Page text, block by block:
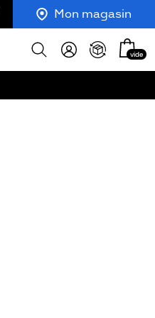
Mon magasin
Afficher
Mon
panier
vide